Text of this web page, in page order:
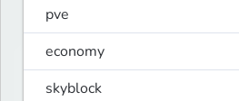
pve
economy
skyblock